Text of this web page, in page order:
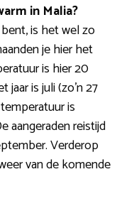
in Malia?
is het wel zo
je hier het
is hier 20
jaar is juli (zo’n 27
is
aangeraden reistijd
Verderop
van de komende